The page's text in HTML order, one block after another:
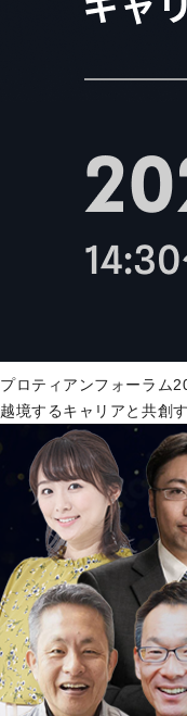
プロティアンフォーラム
越境するキャリアと共創